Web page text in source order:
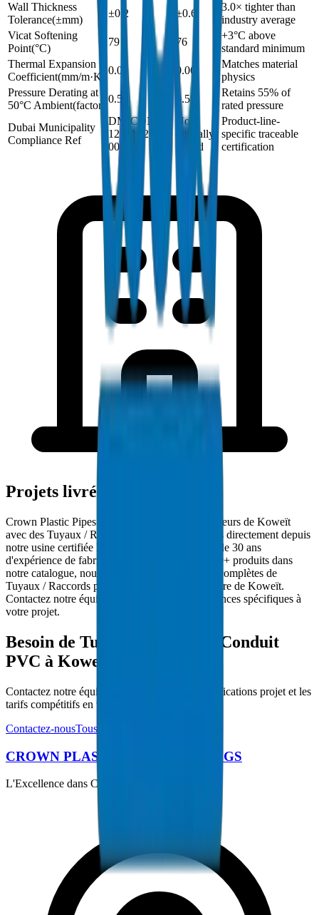
Wall Thickness
Tolerance(±mm)
±0.2 ±0.6
3.0× tighter than
industry average
Vicat Softening
Point(°C)
79 76
+3°C above
standard minimum
Thermal Expansion
Coefficient(mm/m·K
0.06 0.06
Matches material
physics
Pressure Derating at
50°C Ambient(factor
0.55 0.55
Retains 55% of
rated pressure
Dubai Municipality
Compliance Ref
DM-COND-
1250N-2024-
001
Not
typically
issued
Product-line-
specific traceable
certification
Projets livrés à Koweït
Crown Plastic Pipes approvisionne les entrepreneurs de Koweït
avec des Tuyaux / Raccords Conduit PVC livrés directement depuis
notre usine certifiée ISO 9001:2015. Avec plus de 30 ans
d'expérience de fabrication dans le CCG et 5000+ produits dans
notre catalogue, nous fournissons des solutions complètes de
Tuyaux / Raccords pour les projets d'infrastructure de Koweït.
Contactez notre équipe technique pour les exigences spécifiques à
votre projet.
Besoin de Tuyaux / Raccords Conduit
PVC à Koweït ?
Contactez notre équipe technique pour les spécifications projet et les
tarifs compétitifs en volume.
Contactez-nousTous les produits
CROWN PLASTIC PIPES / FITTINGS
L'Excellence dans Chaque Tuyau